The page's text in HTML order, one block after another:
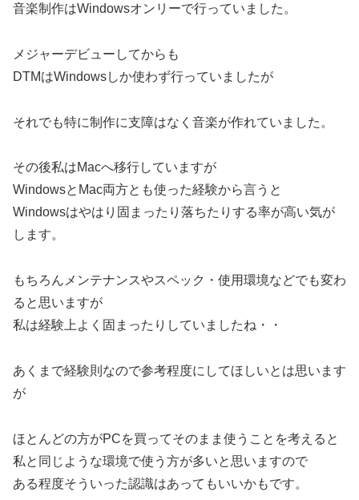
音楽制作はWindowsオンリーで行っていました。
メジャーデビューしてからも
DTMはWindowsしか使わず行っていましたが
それでも特に制作に支障はなく音楽が作れていました。
その後私はMacへ移行していますが
WindowsとMac両方とも使った経験から言うと
Windowsはやはり固まったり落ちたりする率が高い気が
します。
もちろんメンテナンスやスペック・使用環境などでも変わ
ると思いますが
私は経験上よく固まったりしていましたね・・
あくまで経験則なので参考程度にしてほしいとは思います
が
ほとんどの方がPCを買ってそのまま使うことを考えると
私と同じような環境で使う方が多いと思いますので
ある程度そういった認識はあってもいいかもです。